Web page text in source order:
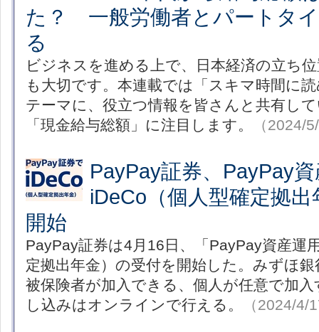
た？ 一般労働者とパートタ
る
ビジネスを進める上で、日本経済の立ち
も大切です。本連載では「スキマ時間に
テーマに、役立つ情報を皆さんと共有し
「現金給与総額」に注目します。
（2024/
PayPay証券、PayPay
iDeCo（個人型確定拠
開始
PayPay証券は4月16日、「PayPay資産運
定拠出年金）の受付を開始した。みずほ
被保険者が加入できる、個人が任意で加
し込みはオンラインで行える。
（2024/4/